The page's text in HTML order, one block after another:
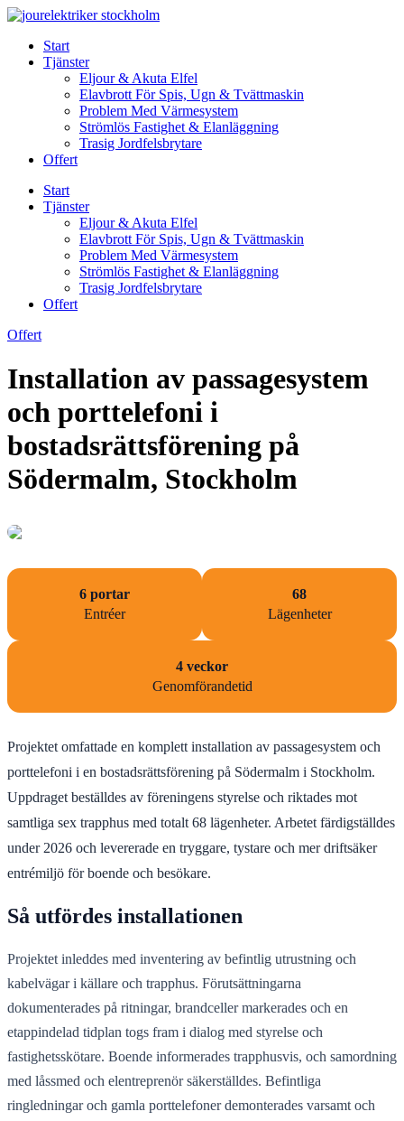
Skip
contentStart
Tjänster
Eljour & Akuta Elfel
Elavbrott För Spis, Ugn & Tvättmaskin
Problem Med Värmesystem
Strömlös Fastighet & Elanläggning
Trasig Jordfelsbrytare
Offert
Start
Tjänster
Eljour & Akuta Elfel
Elavbrott För Spis, Ugn & Tvättmaskin
Problem Med Värmesystem
Strömlös Fastighet & Elanläggning
Trasig Jordfelsbrytare
Offert
Offert
Installation av passagesystem
och porttelefoni i
bostadsrättsförening på
Södermalm, Stockholm
6 portar
Entréer
68
Lägenheter
4 veckor
Genomförandetid
Projektet omfattade en komplett installation av passagesystem och
porttelefoni i en bostadsrättsförening på Södermalm i Stockholm.
Uppdraget beställdes av föreningens styrelse och riktades mot
samtliga sex trapphus med totalt 68 lägenheter. Arbetet färdigställdes
under 2026 och levererade en tryggare, tystare och mer driftsäker
entrémiljö för boende och besökare.
Så utfördes installationen
Projektet inleddes med inventering av befintlig utrustning och
kabelvägar i källare och trapphus. Förutsättningarna
dokumenterades på ritningar, brandceller markerades och en
etappindelad tidplan togs fram i dialog med styrelse och
fastighetsskötare. Boende informerades trapphusvis, och samordning
med låssmed och elentreprenör säkerställdes. Befintliga
ringledningar och gamla porttelefoner demonterades varsamt och